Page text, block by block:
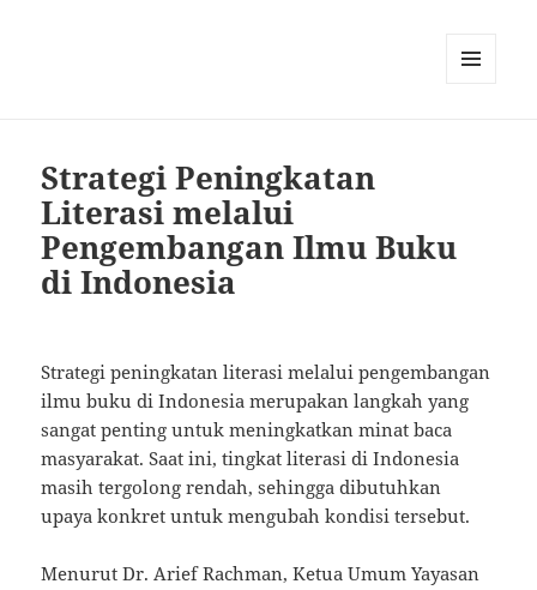
Strategi Peningkatan
Literasi melalui
Pengembangan Ilmu Buku
di Indonesia
Strategi peningkatan literasi melalui pengembangan
ilmu buku di Indonesia merupakan langkah yang
sangat penting untuk meningkatkan minat baca
masyarakat. Saat ini, tingkat literasi di Indonesia
masih tergolong rendah, sehingga dibutuhkan
upaya konkret untuk mengubah kondisi tersebut.
Menurut Dr. Arief Rachman, Ketua Umum Yayasan